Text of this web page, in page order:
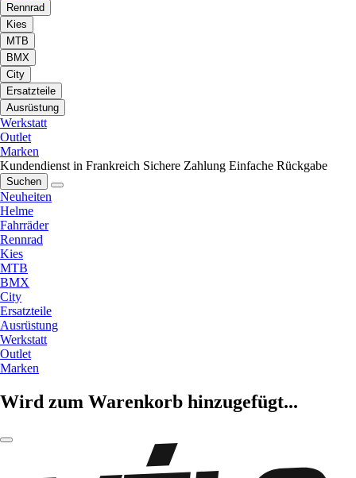
Rennrad
Kies
MTB
BMX
City
Ersatzteile
Ausrüstung
Werkstatt
Outlet
Marken
Kundendienst in Frankreich Sichere Zahlung Einfache Rückgabe
Suchen
Neuheiten
Helme
Fahrräder
Rennrad
Kies
MTB
BMX
City
Ersatzteile
Ausrüstung
Werkstatt
Outlet
Marken
Wird zum Warenkorb hinzugefügt...